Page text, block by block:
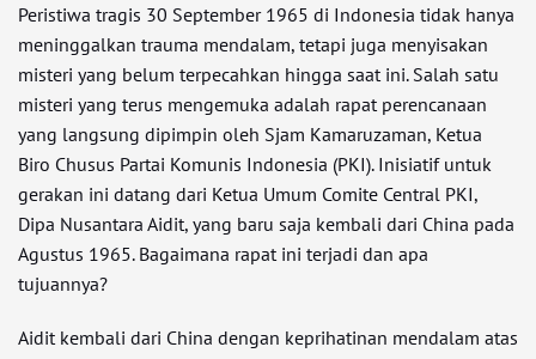
Peristiwa tragis 30 September 1965 di Indonesia tidak hanya
meninggalkan trauma mendalam, tetapi juga menyisakan
misteri yang belum terpecahkan hingga saat ini. Salah satu
misteri yang terus mengemuka adalah rapat perencanaan
yang langsung dipimpin oleh Sjam Kamaruzaman, Ketua
Biro Chusus Partai Komunis Indonesia (PKI). Inisiatif untuk
gerakan ini datang dari Ketua Umum Comite Central PKI,
Dipa Nusantara Aidit, yang baru saja kembali dari China pada
Agustus 1965. Bagaimana rapat ini terjadi dan apa
tujuannya?
Aidit kembali dari China dengan keprihatinan mendalam atas